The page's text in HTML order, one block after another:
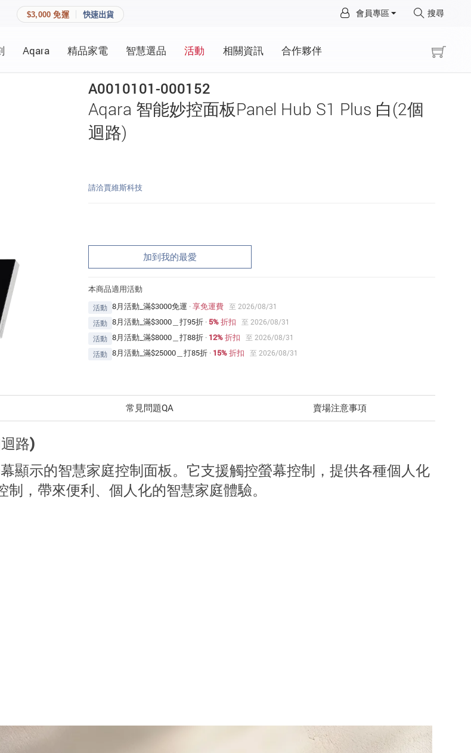
$3,000 免運 快速出貨 會員專區 搜尋
Aqara 精品家電 智慧選品 活動 相關資訊 合作夥伴
A0010101-000152
Aqara 智能妙控面板Panel Hub S1 Plus 白(2個
迴路)
請洽賈維斯科技
加到我的最愛
本商品適用活動
活動 8月活動_滿$3000免運 ·享免運費
至 2026/08/31
活動 8月活動_滿$3000＿打95折 · 5% 折扣
至 2026/08/31
活動 8月活動_滿$8000＿打88折 · 12% 折扣
至 2026/08/31
活動 8月活動_滿$25000＿打85折 · 15% 折扣 至 2026/08/31
常見問題QA 賣場注意事項
路)
顯示的智慧家庭控制面板。它支援觸控螢幕控制，提供各種個人化
，帶來便利、個人化的智慧家庭體驗。
×
會員資料管理